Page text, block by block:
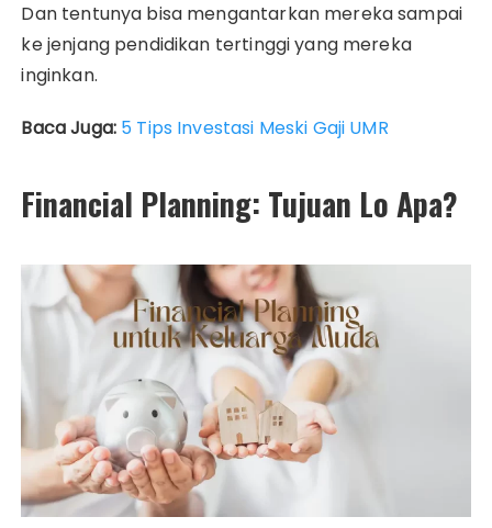
Dan tentunya bisa mengantarkan mereka sampai
ke jenjang pendidikan tertinggi yang mereka
inginkan.
Baca Juga: 5 Tips Investasi Meski Gaji UMR
Financial Planning: Tujuan Lo Apa?